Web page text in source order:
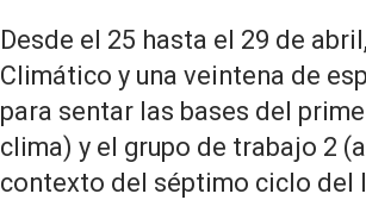
Desde el 25 hasta el 29 de
Climático y una veintena de
para sentar las bases del
clima) y el grupo de trabajo 2
contexto del séptimo ciclo del